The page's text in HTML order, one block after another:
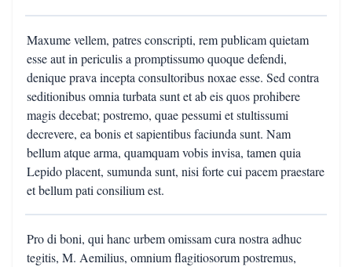
Maxume vellem, patres conscripti, rem publicam quietam
esse aut in periculis a promptissumo quoque defendi,
denique prava incepta consultoribus noxae esse. Sed contra
seditionibus omnia turbata sunt et ab eis quos prohibere
magis decebat; postremo, quae pessumi et stultissumi
decrevere, ea bonis et sapientibus faciunda sunt. Nam
bellum atque arma, quamquam vobis invisa, tamen quia
Lepido placent, sumunda sunt, nisi forte cui pacem praestare
et bellum pati consilium est.
Pro di boni, qui hanc urbem omissam cura nostra adhuc
tegitis, M. Aemilius, omnium flagitiosorum postremus,